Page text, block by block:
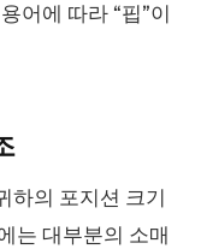
어에 따라 “핍”이
하의 포지션 크기
는 대부분의 소매